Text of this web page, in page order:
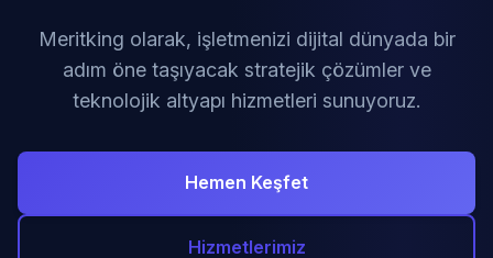
Meritking olarak, işletmenizi dijital dünyada bir
adım öne taşıyacak stratejik çözümler ve
teknolojik altyapı hizmetleri sunuyoruz.
Hemen Keşfet
Hizmetlerimiz